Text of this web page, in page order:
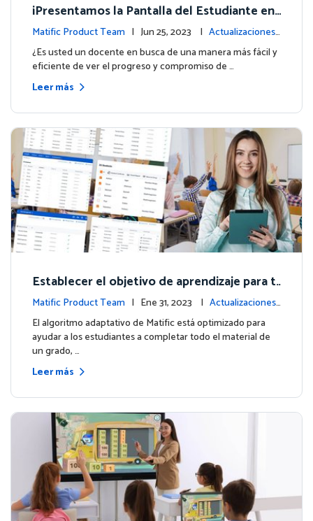
¡Presentamos la Pantalla del Estudiante en
su Panel de Control!
Matific Product Team | Jun 25, 2023 | Actualizaciones
de la plataforma
¿Es usted un docente en busca de una manera más fácil y
eficiente de ver el progreso y compromiso de …
Leer más
Establecer el objetivo de aprendizaje para t
us estudiantes
Matific Product Team | Ene 31, 2023 | Actualizaciones
de la plataforma
El algoritmo adaptativo de Matific está optimizado para
ayudar a los estudiantes a completar todo el material de
un grado, …
Leer más